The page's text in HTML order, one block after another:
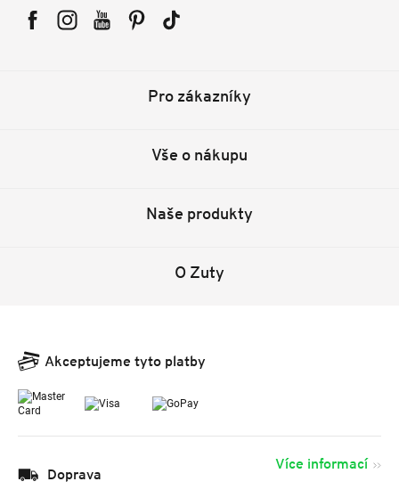
Pro zákazníky
Vše o nákupu
Naše produkty
O Zuty
Akceptujeme tyto platby
Doprava
Více informací